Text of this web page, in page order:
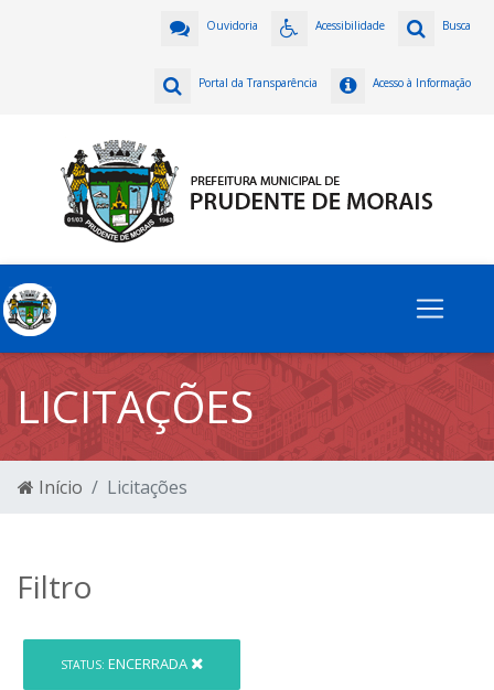
Busca
Acessibilidade
Ouvidoria
Acesso à Informação
Portal da Transparência
LICITAÇÕES
Início Licitações
Filtro
STATUS: ENCERRADA